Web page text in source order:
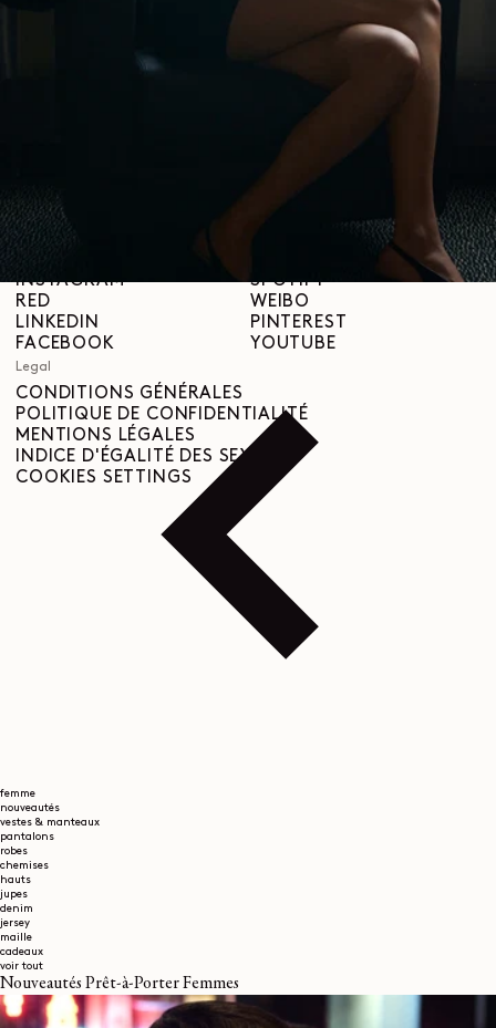
femme
nouveautés
vestes & manteaux
pantalons
robes
chemises
hauts
jupes
denim
jersey
maille
cadeaux
voir tout
Nouveautés Prêt-à-Porter Femmes
DROIT DE RÉTRACTATION
TRAÇABILITÉ
Social
INSTAGRAM
RED
LINKEDIN
FACEBOOK
SPOTIFY
WEIBO
PINTEREST
YOUTUBE
Legal
CONDITIONS GÉNÉRALES
POLITIQUE DE CONFIDENTIALITÉ
MENTIONS LÉGALES
INDICE D'ÉGALITÉ DES SEXES
COOKIES SETTINGS